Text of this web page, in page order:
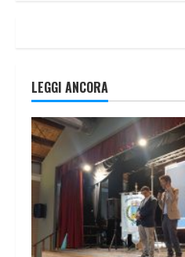
LEGGI ANCORA